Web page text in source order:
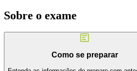
Sobre o exame
Como se preparar